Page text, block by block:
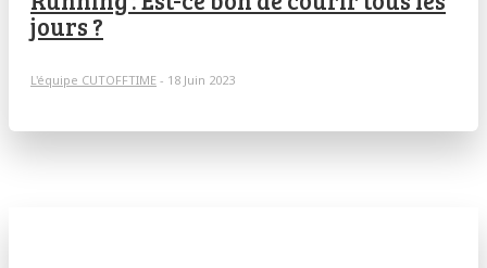
jours ?
L'équipe CUTOFFTIME - 18 Juin 2023